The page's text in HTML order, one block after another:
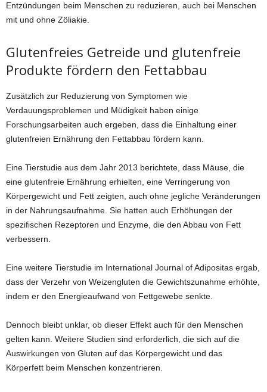
Entzündungen beim Menschen zu reduzieren, auch bei Menschen
mit und ohne Zöliakie.
Glutenfreies Getreide und glutenfreie
Produkte fördern den Fettabbau
Zusätzlich zur Reduzierung von Symptomen wie
Verdauungsproblemen und Müdigkeit haben einige
Forschungsarbeiten auch ergeben, dass die Einhaltung einer
glutenfreien Ernährung den Fettabbau fördern kann.
Eine Tierstudie aus dem Jahr 2013 berichtete, dass Mäuse, die
eine glutenfreie Ernährung erhielten, eine Verringerung von
Körpergewicht und Fett zeigten, auch ohne jegliche Veränderungen
in der Nahrungsaufnahme. Sie hatten auch Erhöhungen der
spezifischen Rezeptoren und Enzyme, die den Abbau von Fett
verbessern.
Eine weitere Tierstudie im International Journal of Adipositas ergab,
dass der Verzehr von Weizengluten die Gewichtszunahme erhöhte,
indem er den Energieaufwand von Fettgewebe senkte.
Dennoch bleibt unklar, ob dieser Effekt auch für den Menschen
gelten kann. Weitere Studien sind erforderlich, die sich auf die
Auswirkungen von Gluten auf das Körpergewicht und das
Körperfett beim Menschen konzentrieren.